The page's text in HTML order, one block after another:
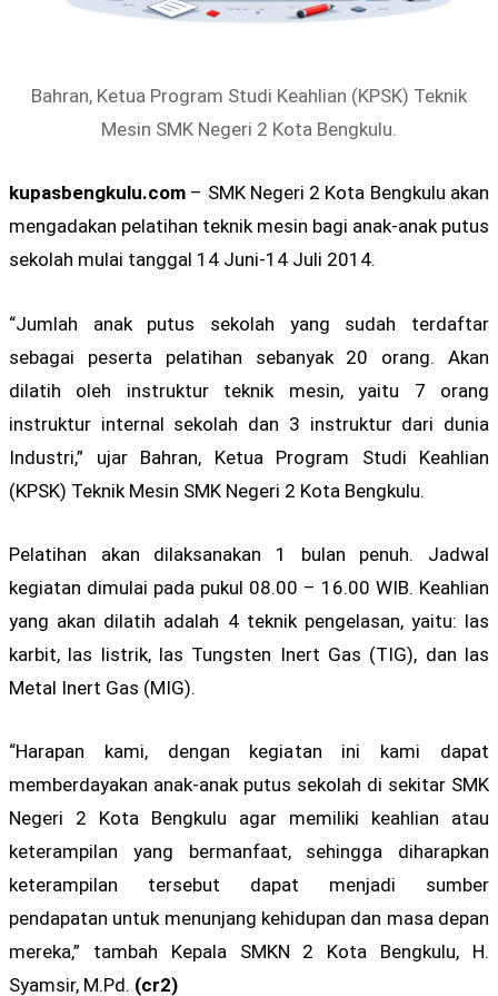
Bahran, Ketua Program Studi Keahlian (KPSK) Teknik
Mesin SMK Negeri 2 Kota Bengkulu.
kupasbengkulu.com – SMK Negeri 2 Kota Bengkulu akan
mengadakan pelatihan teknik mesin bagi anak-anak putus
sekolah mulai tanggal 14 Juni-14 Juli 2014.
“Jumlah anak putus sekolah yang sudah terdaftar
sebagai peserta pelatihan sebanyak 20 orang. Akan
dilatih oleh instruktur teknik mesin, yaitu 7 orang
instruktur internal sekolah dan 3 instruktur dari dunia
Industri,” ujar Bahran, Ketua Program Studi Keahlian
(KPSK) Teknik Mesin SMK Negeri 2 Kota Bengkulu.
Pelatihan akan dilaksanakan 1 bulan penuh. Jadwal
kegiatan dimulai pada pukul 08.00 – 16.00 WIB. Keahlian
yang akan dilatih adalah 4 teknik pengelasan, yaitu: las
karbit, las listrik, las Tungsten Inert Gas (TIG), dan las
Metal Inert Gas (MIG).
“Harapan kami, dengan kegiatan ini kami dapat
memberdayakan anak-anak putus sekolah di sekitar SMK
Negeri 2 Kota Bengkulu agar memiliki keahlian atau
keterampilan yang bermanfaat, sehingga diharapkan
keterampilan tersebut dapat menjadi sumber
pendapatan untuk menunjang kehidupan dan masa depan
mereka,” tambah Kepala SMKN 2 Kota Bengkulu, H.
Syamsir, M.Pd. (cr2)